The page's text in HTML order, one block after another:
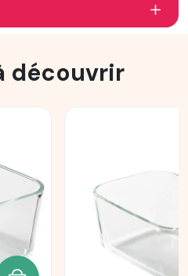
découvrir